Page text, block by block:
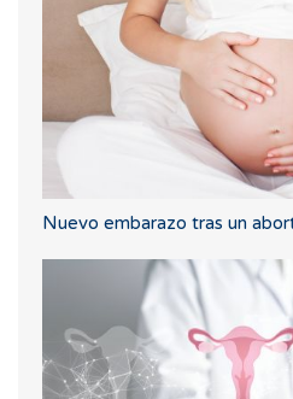
Nuevo embarazo tras un